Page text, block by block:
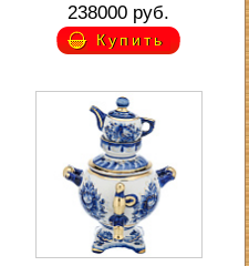
238000 руб.
Купить